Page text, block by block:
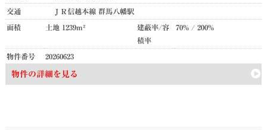
物件の詳細を見る
交通 ＪＲ信越本線 群馬八幡駅
面積 土地 1239m²
建蔽率/容
積率
70% / 200%
物件番号 20260623